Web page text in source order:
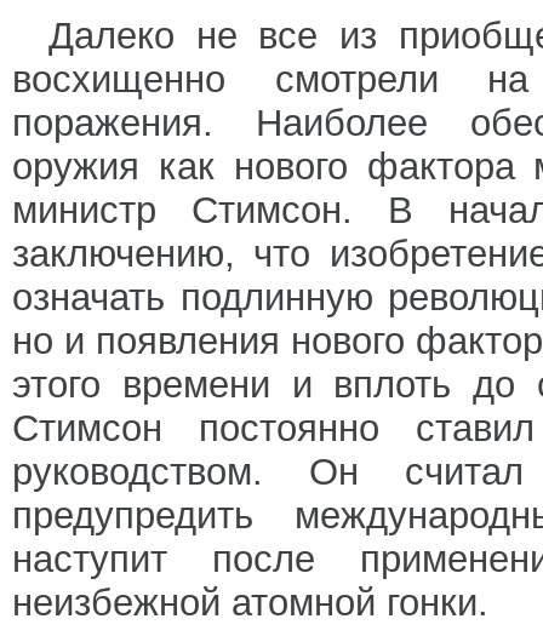
Далеко не все из
восхищенно смотрели
поражения. Наиболее
оружия как нового
министр Стимсон. В
заключению, что
означать подлинную
но и появления нового
этого времени и вплоть до
Стимсон постоянно
руководством. Он
предупредить
наступит после
неизбежной атомной гонки.